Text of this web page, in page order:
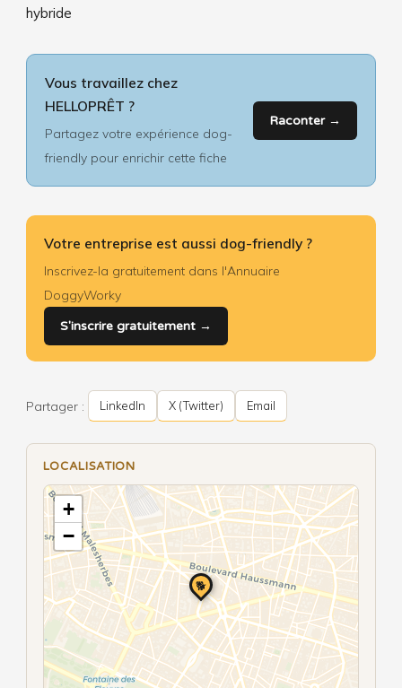
hybride
Vous travaillez chez
HELLOPRÊT ?
Partagez votre expérience dog-
friendly pour enrichir cette fiche
Raconter →
Votre entreprise est aussi dog-friendly ?
Inscrivez-la gratuitement dans l'Annuaire
DoggyWorky
S'inscrire gratuitement →
Partager : LinkedIn X (Twitter) Email
LOCALISATION
🐕
+
−